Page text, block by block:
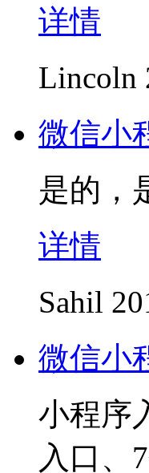
详情
Lincoln
微信小
是的，
详情
Sahil
微信小
小程序
入口、